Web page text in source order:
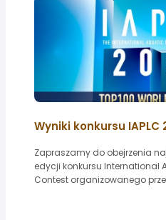
Wyniki konkursu IAPLC
Zapraszamy do obejrzenia
edycji konkursu International
Contest organizowanego